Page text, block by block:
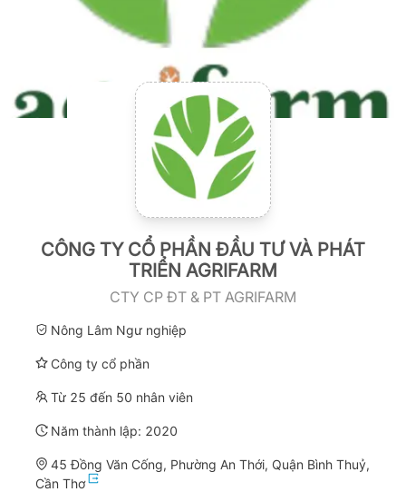
CÔNG TY CỔ PHẦN ĐẦU TƯ VÀ PHÁT
TRIỂN AGRIFARM
CTY CP ĐT & PT AGRIFARM
Nông Lâm Ngư nghiệp
Công ty cổ phần
Từ 25 đến 50 nhân viên
Năm thành lập: 2020
45 Đồng Văn Cống, Phường An Thới, Quận Bình Thuỷ,
Cần Thơ